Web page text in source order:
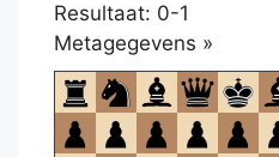
Resultaat: 0-1
Metagegevens »
om
te